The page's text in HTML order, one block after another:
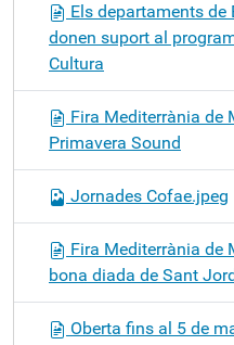
Els departaments de
donen suport al
Cultura
Fira Mediterrània de
Primavera Sound
Jornades Cofae.jpeg
Fira Mediterrània de
bona diada de Sant
Oberta fins al 5 de